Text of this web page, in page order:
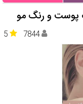
پوست و رنگ مو
5 7844